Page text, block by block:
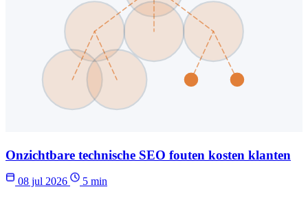
Onzichtbare technische SEO fouten kosten klanten
08 jul 2026
5 min